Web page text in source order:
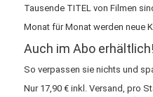
Tausende TITEL von Filmen
Monat für Monat werden neue
Auch im Abo erhältlich!
​So verpassen sie nichts und
Nur 17,90 € inkl. Versand, pro